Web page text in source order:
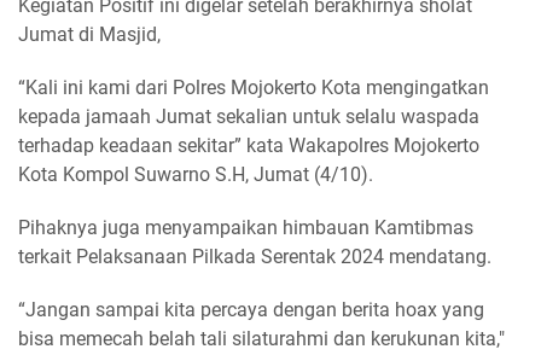
Kegiatan Positif ini digelar setelah berakhirnya sholat
Jumat di Masjid,
“Kali ini kami dari Polres Mojokerto Kota mengingatkan
kepada jamaah Jumat sekalian untuk selalu waspada
terhadap keadaan sekitar” kata Wakapolres Mojokerto
Kota Kompol Suwarno S.H, Jumat (4/10).
Pihaknya juga menyampaikan himbauan Kamtibmas
terkait Pelaksanaan Pilkada Serentak 2024 mendatang.
“Jangan sampai kita percaya dengan berita hoax yang
bisa memecah belah tali silaturahmi dan kerukunan kita,"